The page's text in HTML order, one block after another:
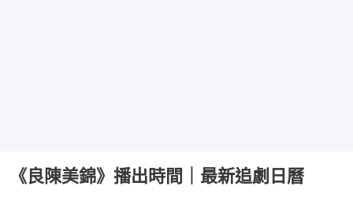
《良陳美錦》播出時間｜最新追劇日曆